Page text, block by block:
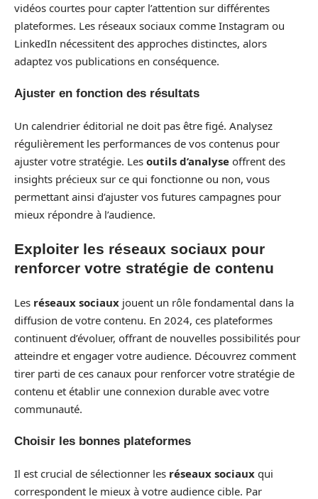
vidéos courtes pour capter l’attention sur différentes
plateformes. Les réseaux sociaux comme Instagram ou
LinkedIn nécessitent des approches distinctes, alors
adaptez vos publications en conséquence.
Ajuster en fonction des résultats
Un calendrier éditorial ne doit pas être figé. Analysez
régulièrement les performances de vos contenus pour
ajuster votre stratégie. Les outils d’analyse offrent des
insights précieux sur ce qui fonctionne ou non, vous
permettant ainsi d’ajuster vos futures campagnes pour
mieux répondre à l’audience.
Exploiter les réseaux sociaux pour
renforcer votre stratégie de contenu
Les réseaux sociaux jouent un rôle fondamental dans la
diffusion de votre contenu. En 2024, ces plateformes
continuent d’évoluer, offrant de nouvelles possibilités pour
atteindre et engager votre audience. Découvrez comment
tirer parti de ces canaux pour renforcer votre stratégie de
contenu et établir une connexion durable avec votre
communauté.
Choisir les bonnes plateformes
Il est crucial de sélectionner les réseaux sociaux qui
correspondent le mieux à votre audience cible. Par